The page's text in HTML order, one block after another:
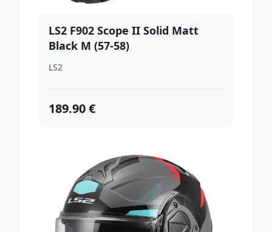
LS2 F902 Scope II Solid Matt
Black M (57-58)
LS2
189.90 €